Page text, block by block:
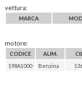
vettura:
MARCA
motore:
CODICE ALIM.
198A1000
Benzina